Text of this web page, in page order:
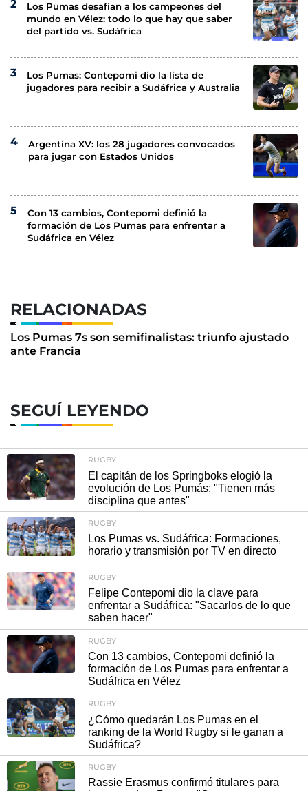
RELACIONADAS
Los Pumas 7s son semifinalistas: triunfo ajustado
ante Francia
Los Pumas desafían a los campeones del
mundo en Vélez: todo lo que hay que saber
del partido vs. Sudáfrica
Los Pumas: Contepomi dio la lista de
jugadores para recibir a Sudáfrica y Australia
Argentina XV: los 28 jugadores convocados
para jugar con Estados Unidos
Con 13 cambios, Contepomi definió la
formación de Los Pumas para enfrentar a
Sudáfrica en Vélez
SEGUÍ LEYENDO
RUGBY
El capitán de los Springboks elogió la
evolución de Los Pumás: "Tienen más
disciplina que antes"
RUGBY
Los Pumas vs. Sudáfrica: Formaciones,
horario y transmisión por TV en directo
RUGBY
Felipe Contepomi dio la clave para
enfrentar a Sudáfrica: "Sacarlos de lo que
saben hacer"
RUGBY
Con 13 cambios, Contepomi definió la
formación de Los Pumas para enfrentar a
Sudáfrica en Vélez
RUGBY
¿Cómo quedarán Los Pumas en el
ranking de la World Rugby si le ganan a
Sudáfrica?
RUGBY
Rassie Erasmus confirmó titulares para